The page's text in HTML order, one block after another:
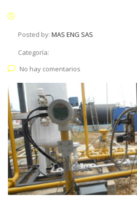
Posted by: MAS ENG SAS
Categoría:
No hay comentarios